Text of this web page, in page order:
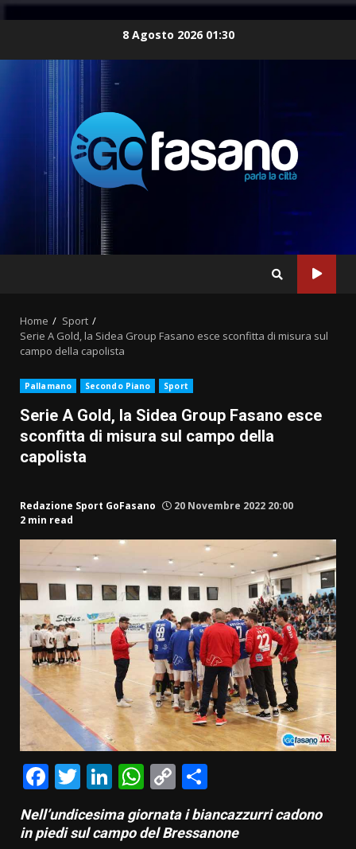
8 Agosto 2026 01:30
Home
Sport
Serie A Gold, la Sidea Group Fasano esce sconfitta di misura sul
campo della capolista
Pallamano Secondo Piano Sport
Serie A Gold, la Sidea Group Fasano esce
sconfitta di misura sul campo della
capolista
Redazione Sport GoFasano
20 Novembre 2022 20:00
2 min read
Facebook
Twitter
LinkedIn
WhatsApp
Copy
Link
Nell’undicesima giornata i biancazzurri cadono
in piedi sul campo del Bressanone